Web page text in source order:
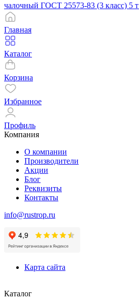
чалочный ГОСТ 25573-83 (3 класс) 5 т
Главная
Каталог
Корзина
Избранное
Профиль
Компания
О компании
Производители
Акции
Блог
Реквизиты
Контакты
info@rustrop.ru
Карта сайта
Каталог